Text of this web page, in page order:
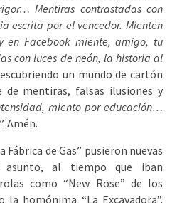
Mentiras contrastadas con
escrita por el vencedor. Mienten
en Facebook miente, amigo, tu
con luces de neón, la historia al
un mundo de cartón
de mentiras, falsas ilusiones y
miento por educación…
”. Amén.
de Gas” pusieron nuevas
al tiempo que iban
como “New Rose” de los
la homónima “La Excavadora”.